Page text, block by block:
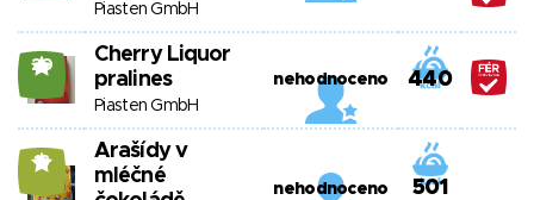
Piasten GmbH
20
Cherry Liquor
pralines
Piasten GmbH
nehodnoceno 440
13
Arašídy v
mléčné
nehodnoceno 501